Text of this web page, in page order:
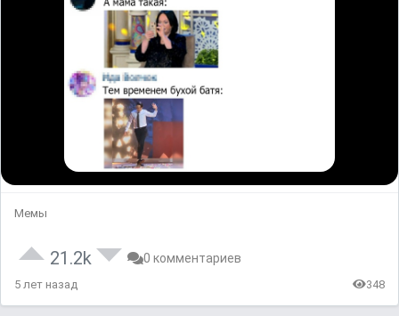
Мемы
21.2k 0 комментариев
5 лет назад 348